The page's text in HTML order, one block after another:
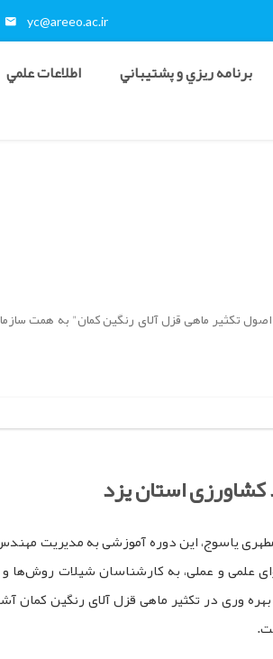
yc@areeo.ac.ir
برنامه ريزي و پشتيباني اطلاعات علمي
تکثیر ماهی قزل آلای رنگین کمان" به همت
استان یزد
یاسوج، این دوره آموزشی به مدیریت
علمی و عملی، به کارشناسان شیلات روش‌ها
وری در تکثیر ماهی قزل آلای رنگین